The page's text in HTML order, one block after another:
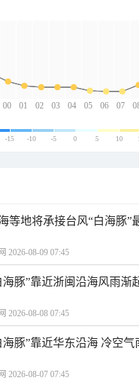
00 01 02 03 04 05 06 07
-15 -10 -5 0 5 10
等地将承接台风“白海豚”
2026-08-09 07:45
海豚”靠近浙闽沿海风雨渐
2026-08-08 07:45
海豚”靠近华东沿海 冷空
2026-08-07 07:45